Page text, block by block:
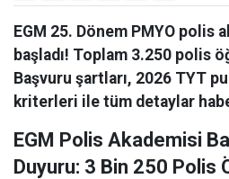
EGM 25. Dönem PMYO polis
başladı! Toplam 3.250 polis
Başvuru şartları, 2026 TYT
kriterleri ile tüm detaylar
EGM Polis Akademisi
Duyuru: 3 Bin 250 Polis